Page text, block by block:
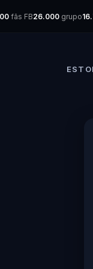
fãs FB26.000 grupo